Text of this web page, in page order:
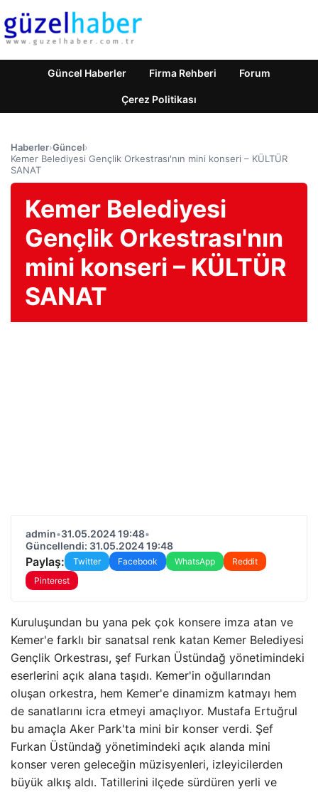
Güncel Haberler Firma Rehberi Forum
Çerez Politikası
Haberler›Güncel›
Kemer Belediyesi Gençlik Orkestrası'nın mini konseri – KÜLTÜR
SANAT
Kemer Belediyesi
Gençlik Orkestrası'nın
mini konseri – KÜLTÜR
SANAT
admin•31.05.2024 19:48•
Güncellendi: 31.05.2024 19:48
Paylaş: Twitter Facebook WhatsApp
Reddit
Pinterest
Kuruluşundan bu yana pek çok konsere imza atan ve
Kemer'e farklı bir sanatsal renk katan Kemer Belediyesi
Gençlik Orkestrası, şef Furkan Üstündağ yönetimindeki
eserlerini açık alana taşıdı. Kemer'in oğullarından
oluşan orkestra, hem Kemer'e dinamizm katmayı hem
de sanatlarını icra etmeyi amaçlıyor. Mustafa Ertuğrul
bu amaçla Aker Park'ta mini bir konser verdi. Şef
Furkan Üstündağ yönetimindeki açık alanda mini
konser veren geleceğin müzisyenleri, izleyicilerden
büyük alkış aldı. Tatillerini ilçede sürdüren yerli ve